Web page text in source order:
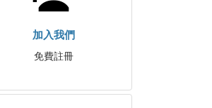
加入我們
免費註冊